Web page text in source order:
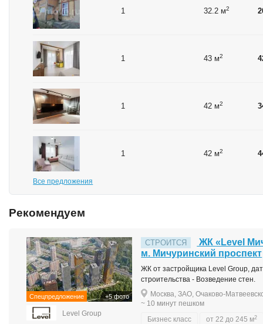
1 32.2 м2
1 43 м2
1 42 м2
1 42 м2
Все предложения
Рекомендуем
Спецпредложение +5 фото
Level Group
СТРОИТСЯ
ЖК «Level
м. Мичуринский проспект
ЖК от застройщика Level Group,
строительства - Возведение стен.
Москва, ЗАО, Очаково-
~ 10 минут пешком
Бизнес класс
от 22 до 245 м2